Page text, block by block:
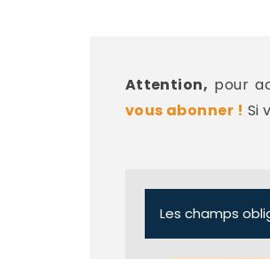
Attention, pour
vous abonner ! Si
Les champs